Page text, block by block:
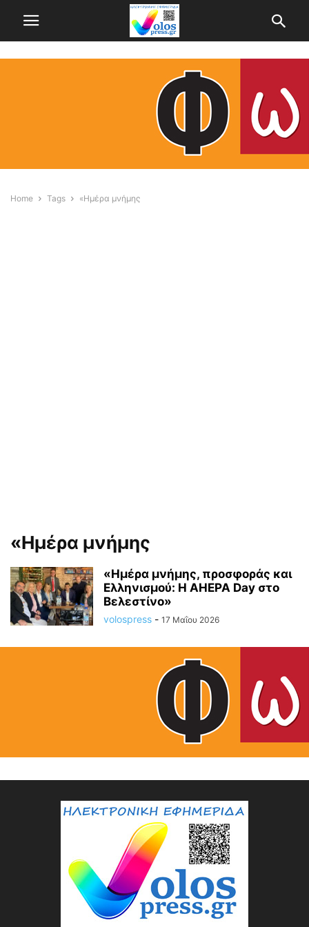
Home Tags «Ημέρα μνήμης
«Ημέρα μνήμης
«Ημέρα μνήμης, προσφοράς και
Ελληνισμού: Η AHEPA Day στο
Βελεστίνο»
volospress - 17 Μαΐου 2026